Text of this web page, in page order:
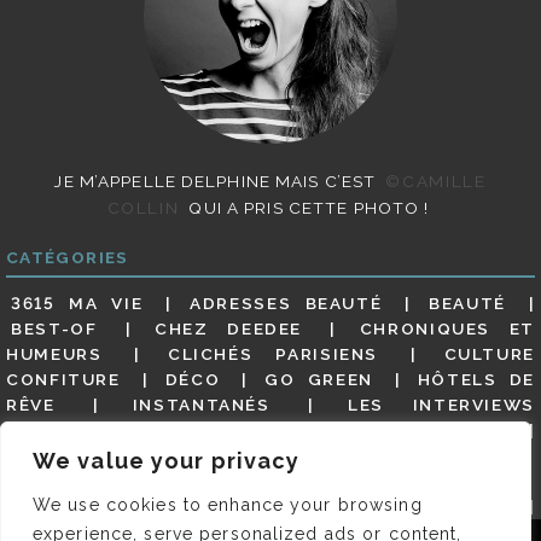
We value your privacy
We use cookies to enhance your browsing
experience, serve personalized ads or content,
JE M’APPELLE DELPHINE MAIS C’EST
©CAMILLE
COLLIN
QUI A PRIS CETTE PHOTO !
CATÉGORIES
3615 MA VIE ADRESSES BEAUTÉ
BEAUTÉ
BEST-OF
CHEZ DEEDEE
CHRONIQUES ET
HUMEURS
CLICHÉS PARISIENS
CULTURE
CONFITURE
DÉCO GO GREEN
HÔTELS DE
RÊVE
INSTANTANÉS
LES INTERVIEWS
MES ADRESSES
MODE NON CLASSÉ
GUIDE
PARIS EN PHOTOS
RESTAURANTS
REVUE DE PRESSE DÉTAILLÉE, SIOU PLAIT